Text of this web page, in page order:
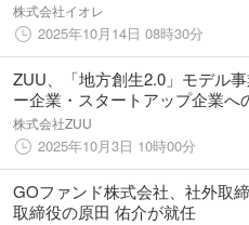
株式会社イオレ
2025年10月14日 08時30分
ZUU、「地方創生2.0」モデル
ー企業・スタートアップ企業へ
事業成長支援で参画
株式会社ZUU
2025年10月3日 10時00分
GOファンド株式会社、社外取
取締役の原田 佑介が就任